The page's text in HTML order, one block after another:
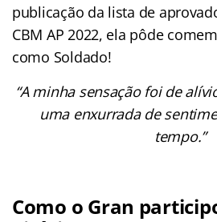
publicação da lista de
CBM AP 2022, ela pôde
como Soldado!
“A minha sensação foi de
uma enxurrada de
tempo.”
Como o Gran